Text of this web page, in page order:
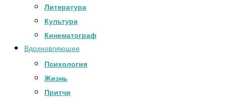
Литература
Культура
Кинематограф
Вдохновляющее
Психология
Жизнь
Притчи